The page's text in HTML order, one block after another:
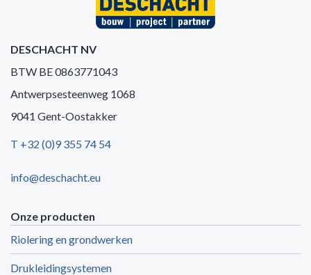
DESCHACHT NV
BTW BE 0863771043
Antwerpsesteenweg 1068
9041 Gent-Oostakker
T +32 (0)9 355 74 54
info@deschacht.eu
Onze producten
Riolering en grondwerken
Drukleidingsystemen